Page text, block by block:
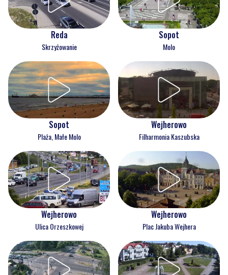
Reda
Skrzyżowanie
Sopot
Molo
Sopot
Plaża, Małe Molo
Wejherowo
Filharmonia Kaszubska
Wejherowo
Ulica Orzeszkowej
Wejherowo
Plac Jakuba Wejhera